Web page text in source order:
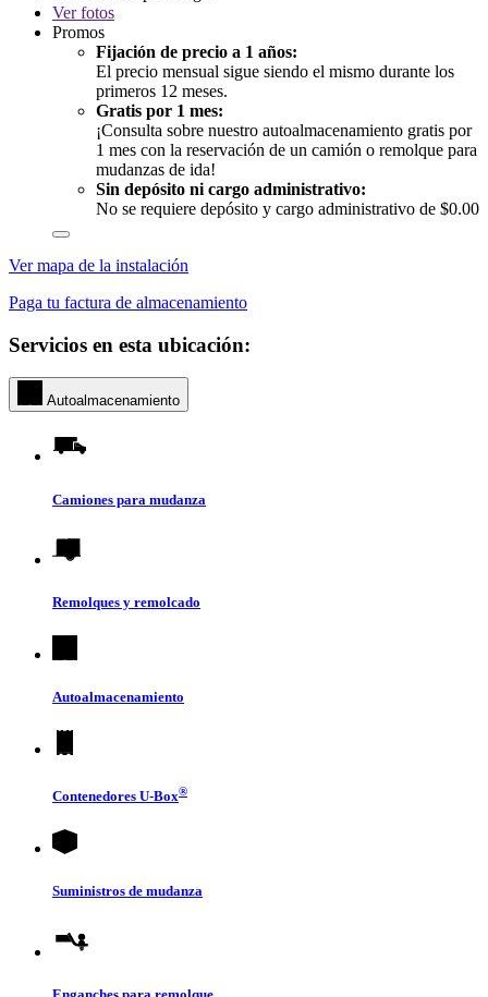
Verfotos
Promos
Fijación de precio a 1 años:
El precio mensual sigue siendo el mismo durante los
primeros 12 meses.
Gratis por 1 mes:
¡Consulta sobre nuestro autoalmacenamiento gratis por
1 mes con la reservación de un camión o remolque para
mudanzas de ida!
Sin depósito ni cargo administrativo:
No se requiere depósito y cargo administrativo de $0.00
Ver mapa de la instalación
Paga tu factura de almacenamiento
Servicios en esta ubicación:
Autoalmacenamiento
Camiones para mudanza
Remolques y remolcado
Autoalmacenamiento
Contenedores U-Box®
Suministros de mudanza